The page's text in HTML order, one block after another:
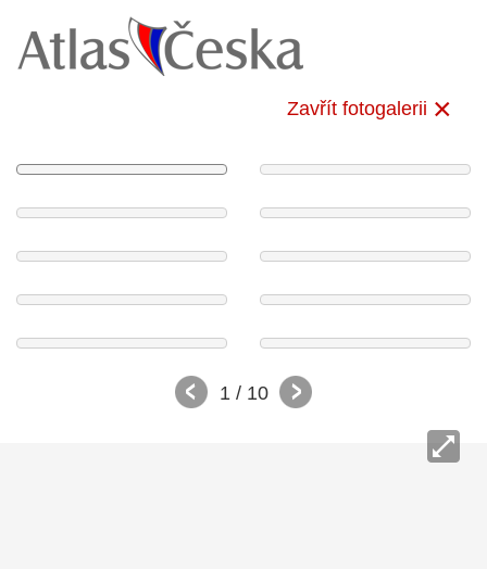
Zavřít fotogalerii
1/ 10